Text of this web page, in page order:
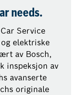
needs.
Service
elektriske
av Bosch,
inspeksjon av
avanserte
originale